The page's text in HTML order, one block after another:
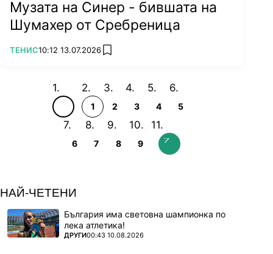
Музата на Синер - бившата на
Шумахер от Сребреница
ПОВЕЧЕ ОТ
ТЕНИС10:12 13.07.2026 add favorites
1 2 3 4 5
6 7 8 9
НАЙ-ЧЕТЕНИ
България има световна шампионка по
лека атлетика!
ПОВЕЧЕ ОТ
ДРУГИ00:43 10.08.2026